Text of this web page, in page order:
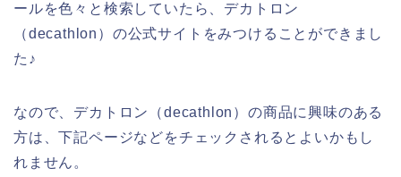
ールを色々と検索していたら、デカトロン
（decathlon）の公式サイトをみつけることができまし
た♪
なので、デカトロン（decathlon）の商品に興味のある
方は、下記ページなどをチェックされるとよいかもし
れません。